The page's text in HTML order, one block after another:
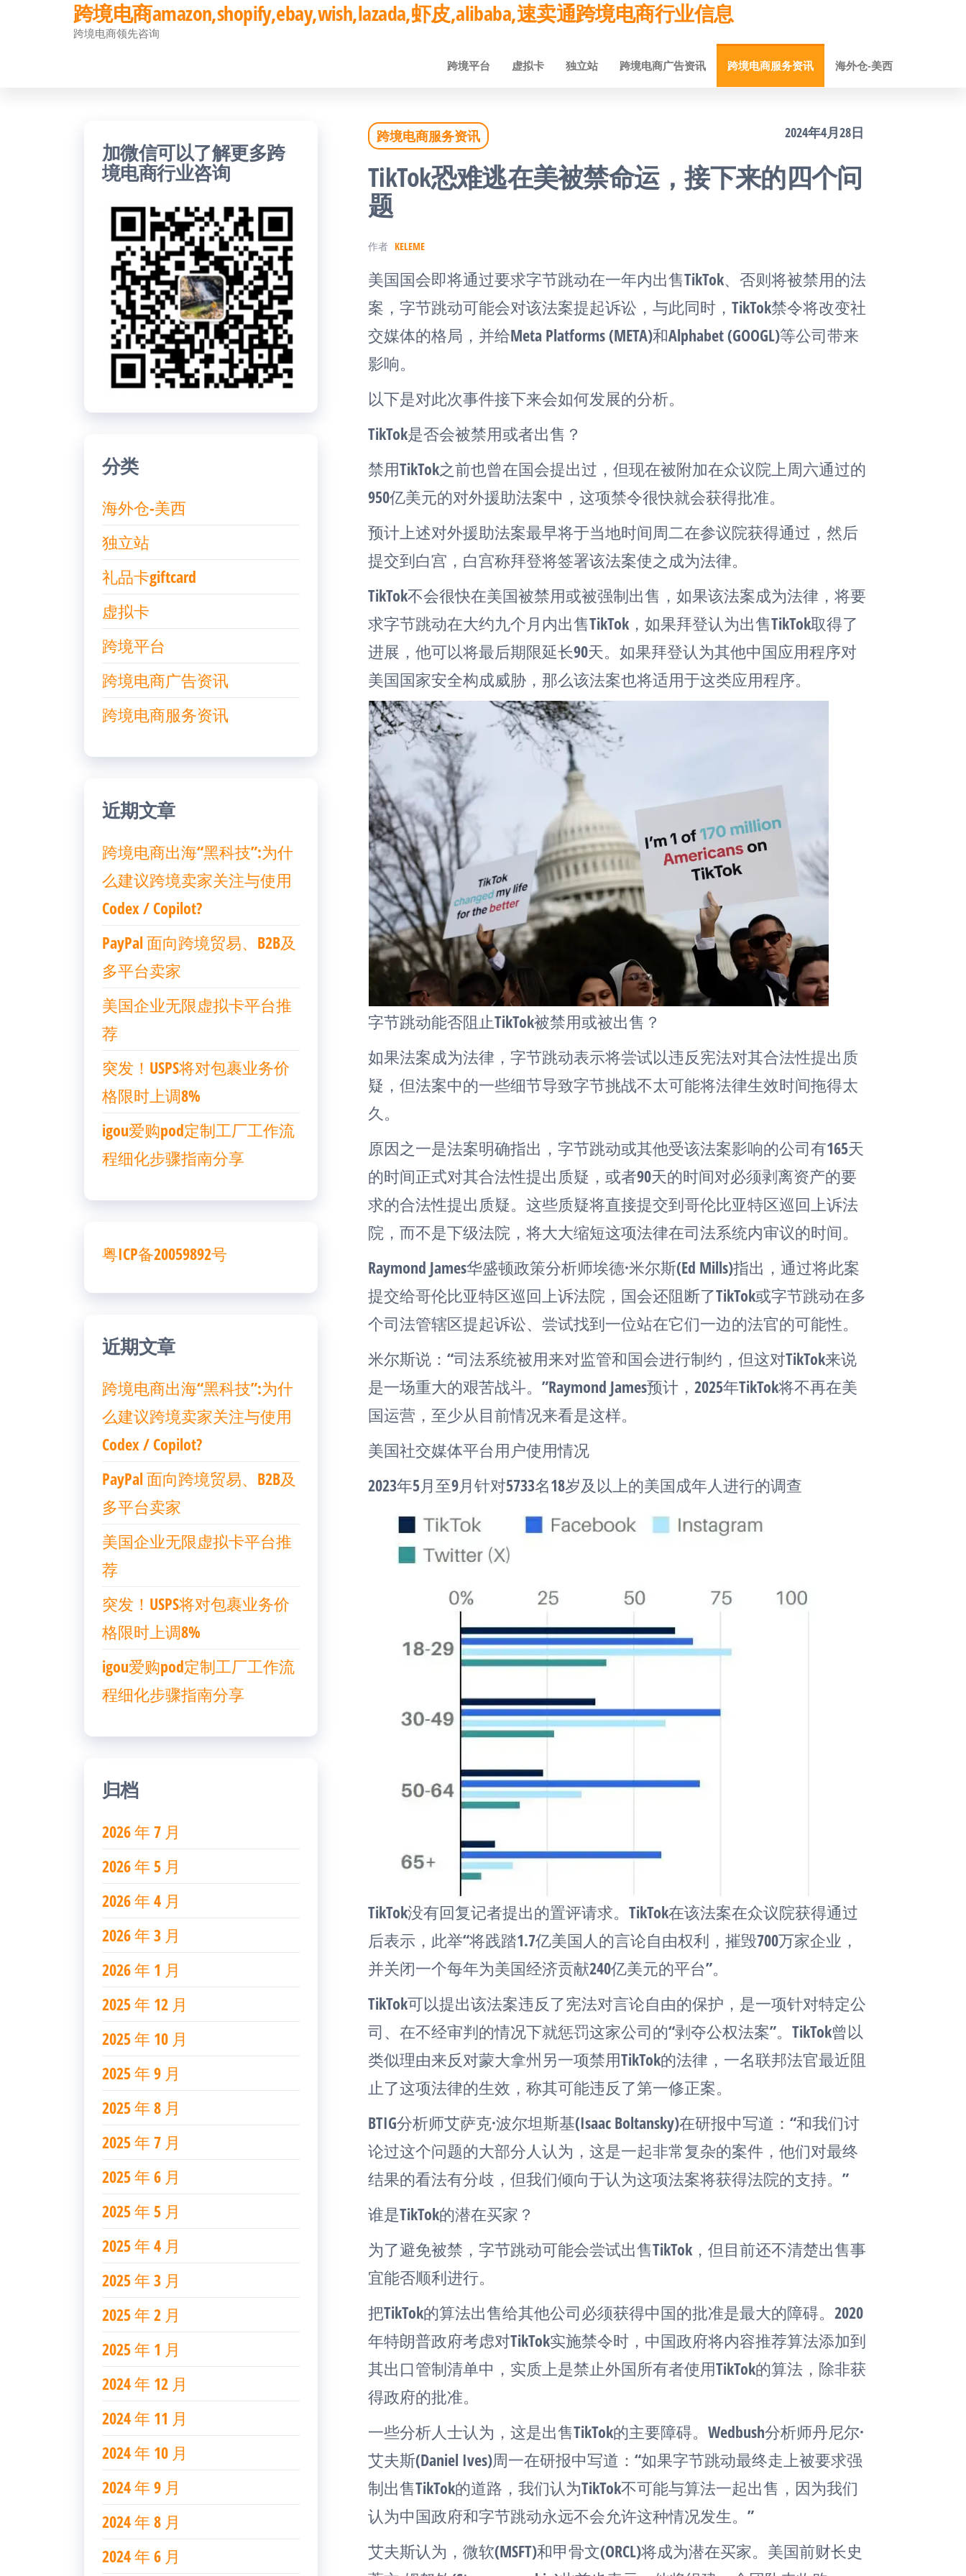
跨境电商amazon,shopify,ebay,wish,lazada,虾皮,alibaba,速卖通跨境电商行业信息
跨境电商领先咨询
跨境平台 虚拟卡 独立站 跨境电商广告资讯 跨境电商服务资讯 海外仓-美西
跨境电商服务资讯 2024年4月28日
TikTok恐难逃在美被禁命运，接下来的四个问
题
作者 KELEME
美国国会即将通过要求字节跳动在一年内出售TikTok、否则将被禁用的法
案，字节跳动可能会对该法案提起诉讼，与此同时，TikTok禁令将改变社
交媒体的格局，并给Meta Platforms (META)和Alphabet (GOOGL)等公司带来
影响。
以下是对此次事件接下来会如何发展的分析。
TikTok是否会被禁用或者出售？
禁用TikTok之前也曾在国会提出过，但现在被附加在众议院上周六通过的
950亿美元的对外援助法案中，这项禁令很快就会获得批准。
预计上述对外援助法案最早将于当地时间周二在参议院获得通过，然后
提交到白宫，白宫称拜登将签署该法案使之成为法律。
TikTok不会很快在美国被禁用或被强制出售，如果该法案成为法律，将要
求字节跳动在大约九个月内出售TikTok，如果拜登认为出售TikTok取得了
进展，他可以将最后期限延长90天。如果拜登认为其他中国应用程序对
美国国家安全构成威胁，那么该法案也将适用于这类应用程序。
字节跳动能否阻止TikTok被禁用或被出售？
如果法案成为法律，字节跳动表示将尝试以违反宪法对其合法性提出质
疑，但法案中的一些细节导致字节挑战不太可能将法律生效时间拖得太
久。
原因之一是法案明确指出，字节跳动或其他受该法案影响的公司有165天
的时间正式对其合法性提出质疑，或者90天的时间对必须剥离资产的要
求的合法性提出质疑。这些质疑将直接提交到哥伦比亚特区巡回上诉法
院，而不是下级法院，将大大缩短这项法律在司法系统内审议的时间。
Raymond James华盛顿政策分析师埃德·米尔斯(Ed Mills)指出，通过将此案
提交给哥伦比亚特区巡回上诉法院，国会还阻断了TikTok或字节跳动在多
个司法管辖区提起诉讼、尝试找到一位站在它们一边的法官的可能性。
米尔斯说：“司法系统被用来对监管和国会进行制约，但这对TikTok来说
是一场重大的艰苦战斗。”Raymond James预计，2025年TikTok将不再在美
国运营，至少从目前情况来看是这样。
美国社交媒体平台用户使用情况
2023年5月至9月针对5733名18岁及以上的美国成年人进行的调查
TikTok没有回复记者提出的置评请求。TikTok在该法案在众议院获得通过
后表示，此举“将践踏1.7亿美国人的言论自由权利，摧毁700万家企业，
并关闭一个每年为美国经济贡献240亿美元的平台”。
TikTok可以提出该法案违反了宪法对言论自由的保护，是一项针对特定公
司、在不经审判的情况下就惩罚这家公司的“剥夺公权法案”。TikTok曾以
类似理由来反对蒙大拿州另一项禁用TikTok的法律，一名联邦法官最近阻
止了这项法律的生效，称其可能违反了第一修正案。
BTIG分析师艾萨克·波尔坦斯基(Isaac Boltansky)在研报中写道：“和我们讨
论过这个问题的大部分人认为，这是一起非常复杂的案件，他们对最终
结果的看法有分歧，但我们倾向于认为这项法案将获得法院的支持。”
谁是TikTok的潜在买家？
为了避免被禁，字节跳动可能会尝试出售TikTok，但目前还不清楚出售事
宜能否顺利进行。
把TikTok的算法出售给其他公司必须获得中国的批准是最大的障碍。2020
年特朗普政府考虑对TikTok实施禁令时，中国政府将内容推荐算法添加到
其出口管制清单中，实质上是禁止外国所有者使用TikTok的算法，除非获
得政府的批准。
一些分析人士认为，这是出售TikTok的主要障碍。Wedbush分析师丹尼尔·
艾夫斯(Daniel Ives)周一在研报中写道：“如果字节跳动最终走上被要求强
制出售TikTok的道路，我们认为TikTok不可能与算法一起出售，因为我们
认为中国政府和字节跳动永远不会允许这种情况发生。”
艾夫斯认为，微软(MSFT)和甲骨文(ORCL)将成为潜在买家。美国前财长史
加微信可以了解更多跨
境电商行业咨询
分类
海外仓-美西
独立站
礼品卡giftcard
虚拟卡
跨境平台
跨境电商广告资讯
跨境电商服务资讯
近期文章
跨境电商出海“黑科技”:为什
么建议跨境卖家关注与使用
Codex / Copilot?
PayPal 面向跨境贸易、B2B及
多平台卖家
美国企业无限虚拟卡平台推
荐
突发！USPS将对包裹业务价
格限时上调8%
igou爱购pod定制工厂工作流
程细化步骤指南分享
粤ICP备20059892号
近期文章
跨境电商出海“黑科技”:为什
么建议跨境卖家关注与使用
Codex / Copilot?
PayPal 面向跨境贸易、B2B及
多平台卖家
美国企业无限虚拟卡平台推
荐
突发！USPS将对包裹业务价
格限时上调8%
igou爱购pod定制工厂工作流
程细化步骤指南分享
归档
2026 年 7 月
2026 年 5 月
2026 年 4 月
2026 年 3 月
2026 年 1 月
2025 年 12 月
2025 年 10 月
2025 年 9 月
2025 年 8 月
2025 年 7 月
2025 年 6 月
2025 年 5 月
2025 年 4 月
2025 年 3 月
2025 年 2 月
2025 年 1 月
2024 年 12 月
2024 年 11 月
2024 年 10 月
2024 年 9 月
2024 年 8 月
2024 年 6 月